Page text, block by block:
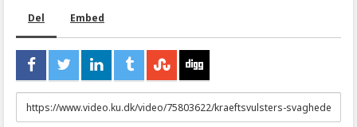
Del Embed
URL
to